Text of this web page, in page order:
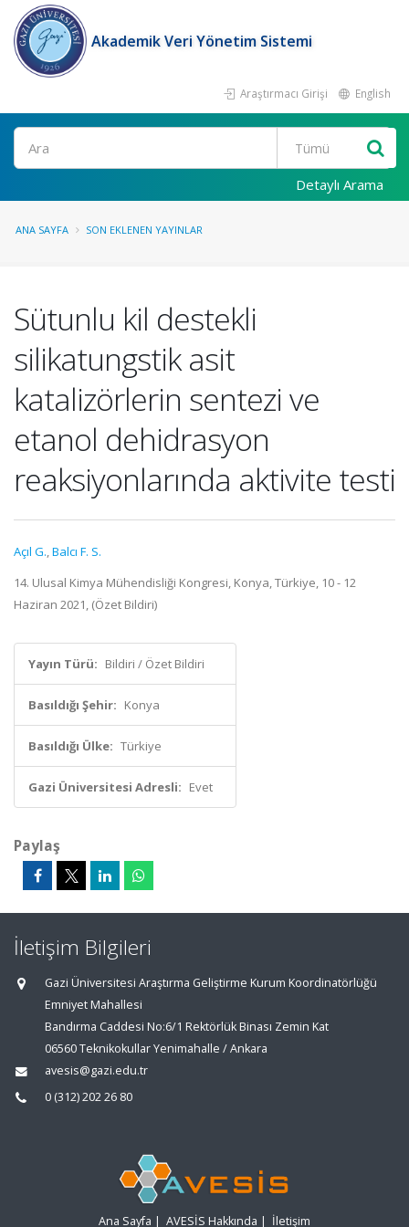
Akademik Veri Yönetim Sistemi
Araştırmacı Girişi English
Ara
Detaylı Arama
ANA SAYFA SON EKLENEN YAYINLAR
Sütunlu kil destekli
silikatungstik asit
katalizörlerin sentezi ve
etanol dehidrasyon
reaksiyonlarında aktivite testi
Açıl G.,Balcı F. S.
14. Ulusal Kimya Mühendisliği Kongresi, Konya, Türkiye, 10 - 12
Haziran 2021, (Özet Bildiri)
Yayın Türü: Bildiri / Özet Bildiri
Basıldığı Şehir: Konya
Basıldığı Ülke: Türkiye
Gazi Üniversitesi Adresli: Evet
Paylaş
İletişim Bilgileri
Gazi Üniversitesi Araştırma Geliştirme Kurum Koordinatörlüğü
Emniyet Mahallesi
Bandırma Caddesi No:6/1 Rektörlük Binası Zemin Kat
06560 Teknikokullar Yenimahalle / Ankara
avesis@gazi.edu.tr
0 (312) 202 26 80
Ana Sayfa | AVESİS Hakkında | İletişim